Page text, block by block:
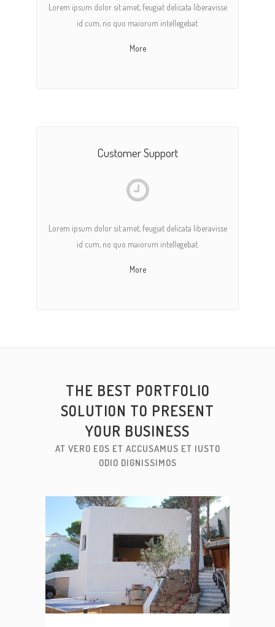
Lorem ipsum dolor sit amet, feugiat delicata liberavisse
id cum, no quo maiorum intellegebat.
More
Customer Support
Lorem ipsum dolor sit amet, feugiat delicata liberavisse
id cum, no quo maiorum intellegebat.
More
THE BEST PORTFOLIO
SOLUTION TO PRESENT
YOUR BUSINESS
AT VERO EOS ET ACCUSAMUS ET IUSTO
ODIO DIGNISSIMOS